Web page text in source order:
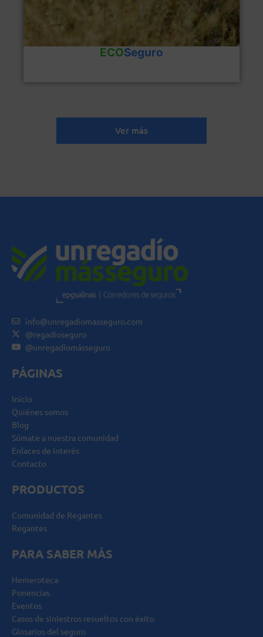
ECOSeguro
Ver más
info@unregadiomasseguro.com
@regadioseguro
@unregadíomásseguro
PÁGINAS
Inicio
Quiénes somos
Blog
Súmate a nuestra comunidad
Enlaces de interés
Contacto
PRODUCTOS
Comunidad de Regantes
Regantes
PARA SABER MÁS
Hemeroteca
Ponencias
Eventos
Casos de siniestros resueltos con éxito
Glosarios del seguro